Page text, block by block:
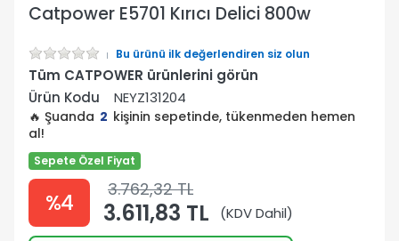
Catpower E5701 Kırıcı Delici 800w
Bu ürünü ilk değerlendiren siz olun
Tüm CATPOWER ürünlerini görün
Ürün Kodu
NEYZ131204
🔥 Şuanda 2 kişinin sepetinde, tükenmeden hemen
al!
Sepete Özel Fiyat
%4 3.762,32 TL
3.611,83 TL (KDV Dahil)